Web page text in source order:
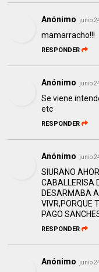
Anónimo junio
mamarracho!!!
RESPONDER
Anónimo junio
Se viene
etc
RESPONDER
Anónimo junio
SIURANO
CABALLERISA
DESARMABA A
VIVR,PORQUE
PAGO
RESPONDER
Anónimo junio